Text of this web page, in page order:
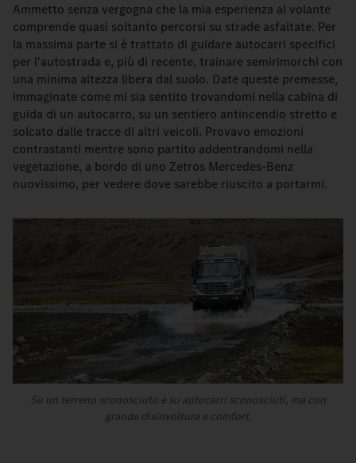
Ammetto senza vergogna che la mia esperienza al volante
comprende quasi soltanto percorsi su strade asfaltate. Per
la massima parte si è trattato di guidare autocarri specifici
per l'autostrada e, più di recente, trainare semirimorchi con
una minima altezza libera dal suolo. Date queste premesse,
immaginate come mi sia sentito trovandomi nella cabina di
guida di un autocarro, su un sentiero antincendio stretto e
solcato dalle tracce di altri veicoli. Provavo emozioni
contrastanti mentre sono partito addentrandomi nella
vegetazione, a bordo di uno Zetros Mercedes-Benz
nuovissimo, per vedere dove sarebbe riuscito a portarmi.
Su un terreno sconosciuto e su autocarri sconosciuti, ma con
grande disinvoltura e comfort.